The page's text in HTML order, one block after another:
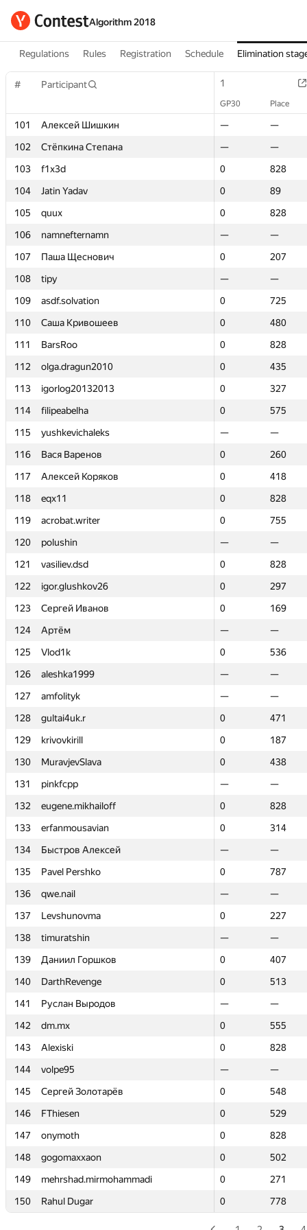
Algorithm 2018
Regulations Rules Registration Schedule Elimination
# Participant 1
GP30 Place
101 Алексей Шишкин —
—
102
Стёпкина Степана —
—
103
f1x3d 0
828
104
Jatin Yadav 0
89
105
quux 0
828
106
namnefternamn —
—
107
Паша Щеснович 0
207
108
tipy —
—
109
asdf.solvation 0
725
110
Саша Кривошеев 0
480
111
BarsRoo 0
828
112
olga.dragun2010 0
435
113
igorlog20132013 0
327
114
filipeabelha 0
575
115
yushkevichaleks —
—
116
Вася Варенов 0
260
117
Алексей Коряков 0
418
118
eqx11 0
828
119
acrobat.writer 0
755
120
polushin —
—
121
vasiliev.dsd 0
828
122
igor.glushkov26 0
297
123
Сергей Иванов 0
169
124
Артём —
—
125
Vlod1k 0
536
126
aleshka1999 —
—
127
amfolityk —
—
128
gultai4uk.r 0
471
129
krivovkirill 0
187
130
MuravjevSlava 0
438
131
pinkfcpp —
—
132
eugene.mikhailoff 0
828
133
erfanmousavian 0
314
134
Быстров Алексей —
—
135
Pavel Pershko 0
787
136
qwe.nail —
—
137
Levshunovma 0
227
138
timuratshin —
—
139
Даниил Горшков 0
407
140
DarthRevenge 0
513
141
Руслан Выродов —
—
142
dm.mx 0
555
143
Alexiski 0
828
144
volpe95 —
—
145
Сергей Золотарёв 0
548
146
FThiesen 0
529
147
onymoth 0
828
148
gogomaxxaon 0
502
149
mehrshad.mirmohammadi 0
271
150
Rahul Dugar 0 778
# Participant 1
GP30 Place
101 Алексей Шишкин —
—
102
Стёпкина Степана —
—
103
f1x3d 0
828
104
Jatin Yadav 0
89
105
quux 0
828
106
namnefternamn —
—
107
Паша Щеснович 0
207
108
tipy —
—
109
asdf.solvation 0
725
110
Саша Кривошеев 0
480
111
BarsRoo 0
828
112
olga.dragun2010 0
435
113
igorlog20132013 0
327
114
filipeabelha 0
575
115
yushkevichaleks —
—
116
Вася Варенов 0
260
117
Алексей Коряков 0
418
118
eqx11 0
828
119
acrobat.writer 0
755
120
polushin —
—
121
vasiliev.dsd 0
828
122
igor.glushkov26 0
297
123
Сергей Иванов 0
169
124
Артём —
—
125
Vlod1k 0
536
126
aleshka1999 —
—
127
amfolityk —
—
128
gultai4uk.r 0
471
129
krivovkirill 0
187
130
MuravjevSlava 0
438
131
pinkfcpp —
—
132
eugene.mikhailoff 0
828
133
erfanmousavian 0
314
134
Быстров Алексей —
—
135
Pavel Pershko 0
787
136
qwe.nail —
—
137
Levshunovma 0
227
138
timuratshin —
—
139
Даниил Горшков 0
407
140
DarthRevenge 0
513
141
Руслан Выродов —
—
142
dm.mx 0
555
143
Alexiski 0
828
144
volpe95 —
—
145
Сергей Золотарёв 0
548
146
FThiesen 0
529
147
onymoth 0
828
148
gogomaxxaon 0
502
149
mehrshad.mirmohammadi 0
271
150
Rahul Dugar 0 778